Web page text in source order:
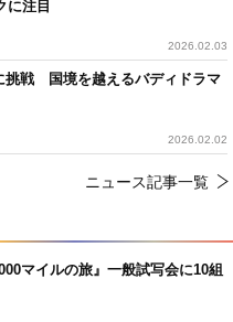
に注目
2026.02.03
挑戦 国境を越えるバディドラマ
2026.02.02
ニュース記事一覧
マイルの旅』一般試写会に10組